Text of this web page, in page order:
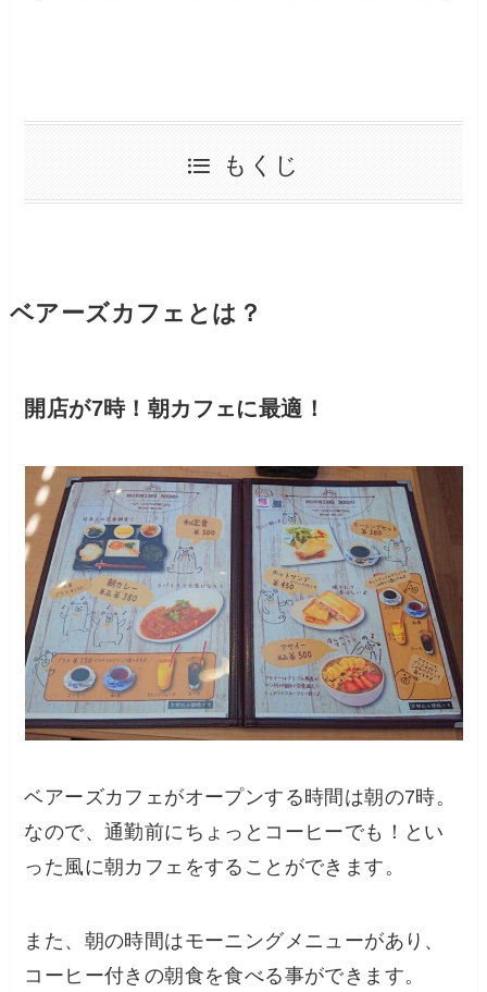
もくじ
ベアーズカフェとは？
開店が7時！朝カフェに最適！
ベアーズカフェがオープンする時間は朝の7時。
なので、通勤前にちょっとコーヒーでも！とい
った風に朝カフェをすることができます。
また、朝の時間はモーニングメニューがあり、
コーヒー付きの朝食を食べる事ができます。